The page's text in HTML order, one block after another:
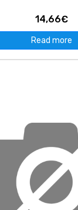
14,66€
Read more